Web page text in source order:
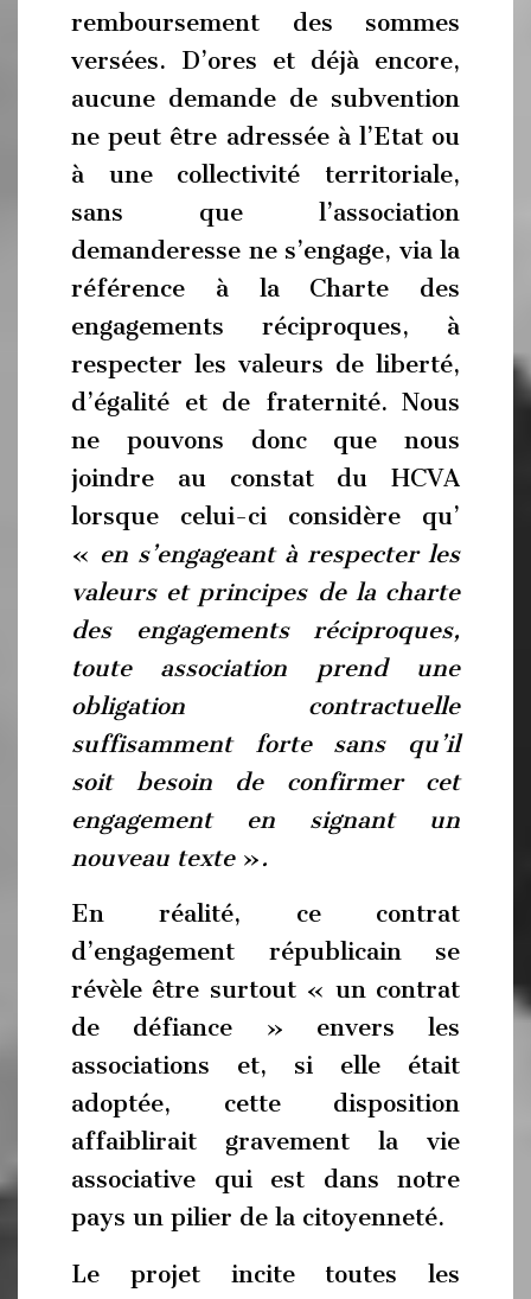
remboursement des sommes
versées. D’ores et déjà encore,
aucune demande de subvention
ne peut être adressée à l’Etat ou
à une collectivité territoriale,
sans que l’association
demanderesse ne s’engage, via la
référence à la Charte des
engagements réciproques, à
respecter les valeurs de liberté,
d’égalité et de fraternité. Nous
ne pouvons donc que nous
joindre au constat du HCVA
lorsque celui-ci considère qu’
« en s’engageant à respecter les
valeurs et principes de la charte
des engagements réciproques,
toute association prend une
obligation contractuelle
suffisamment forte sans qu’il
soit besoin de confirmer cet
engagement en signant un
nouveau texte ».
En réalité, ce contrat
d’engagement républicain se
révèle être surtout « un contrat
de défiance » envers les
associations et, si elle était
adoptée, cette disposition
affaiblirait gravement la vie
associative qui est dans notre
pays un pilier de la citoyenneté.
Le projet incite toutes les